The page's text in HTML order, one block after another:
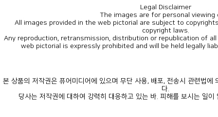
Legal Disclaimer
The images are for personal viewing
copyright laws.
web pictorial is expressly prohibited and will be held legally
다.
당사는 저작권에 대하여 강력히 대응하고 있는 바. 피해를 보시는 일